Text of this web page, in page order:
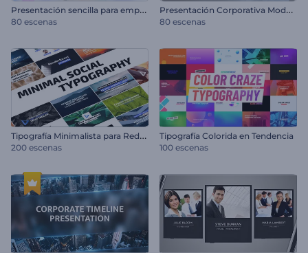
P
resentación sencilla para empresas
80 escenas
P
resentación Corporativa Moderna
80 escenas
T
ipografía Minimalista para Redes Sociales
200 escenas
Tipografía Colorida en Tendencia
100 escenas